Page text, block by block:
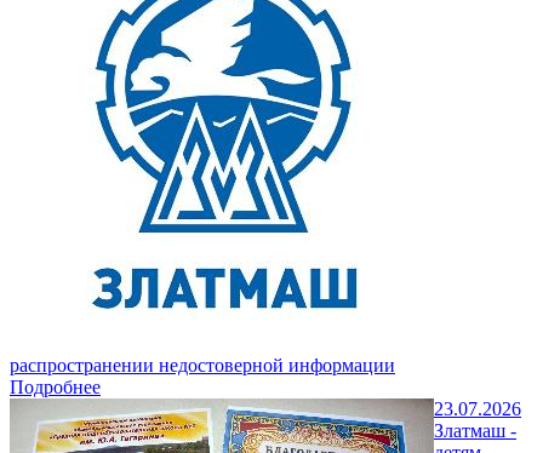
распространении недостоверной информации
Подробнее
23.07.2026
Златмаш -